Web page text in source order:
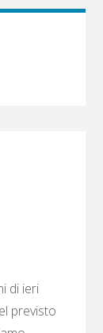
di ieri
previsto